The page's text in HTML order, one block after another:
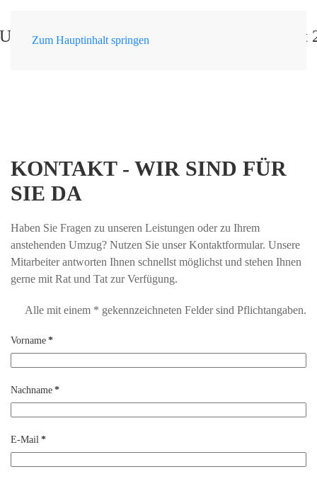
Zum Hauptinhalt springen
KONTAKT - WIR SIND FÜR
SIE DA
Haben Sie Fragen zu unseren Leistungen oder zu Ihrem
anstehenden Umzug? Nutzen Sie unser Kontaktformular. Unsere
Mitarbeiter antworten Ihnen schnellst möglichst und stehen Ihnen
gerne mit Rat und Tat zur Verfügung.
Alle mit einem * gekennzeichneten Felder sind Pflichtangaben.
Vorname *
Nachname *
E-Mail *